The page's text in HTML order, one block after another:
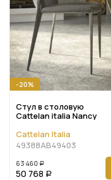
-20%
Стул в столовую
Cattelan italia Nancy
Cattelan Italia
49388AB49403
63 460 Р
50 768 Р